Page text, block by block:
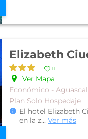
Elizabeth
11
Ver Mapa
Económico -
Plan Solo Hospedaje
El hotel Elizabeth
en la z...Ver más